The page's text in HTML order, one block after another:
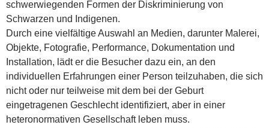
schwerwiegenden Formen der Diskriminierung von
Schwarzen und Indigenen.
Durch eine vielfältige Auswahl an Medien, darunter Malerei,
Objekte, Fotografie, Performance, Dokumentation und
Installation, lädt er die Besucher dazu ein, an den
individuellen Erfahrungen einer Person teilzuhaben, die sich
nicht oder nur teilweise mit dem bei der Geburt
eingetragenen Geschlecht identifiziert, aber in einer
heteronormativen Gesellschaft leben muss.